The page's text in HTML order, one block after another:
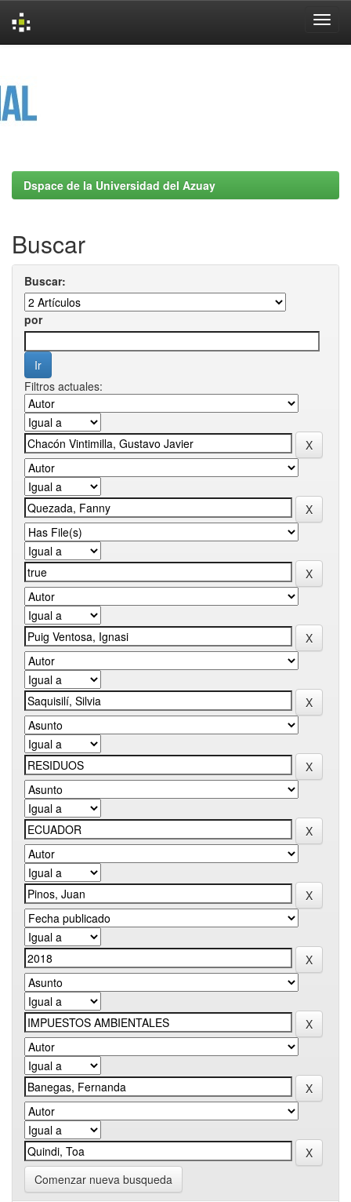
Dspace de la Universidad del Azuay
Buscar
Buscar:
por
Filtros actuales:
Comenzar nueva busqueda